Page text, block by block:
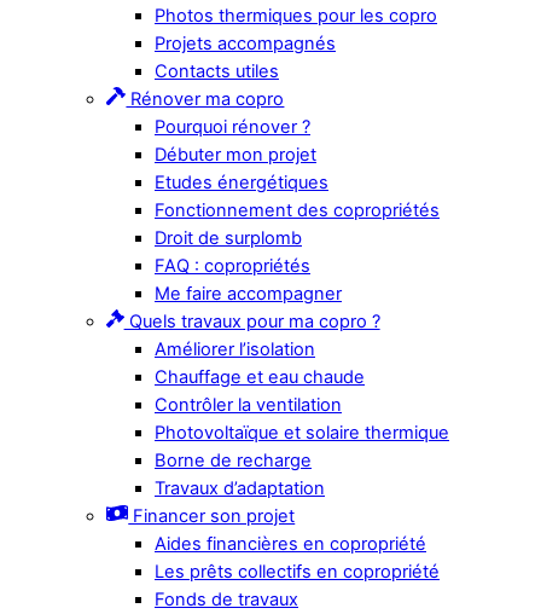
Photos thermiques pour les copro
Projets accompagnés
Contacts utiles
Rénover ma copro
Pourquoi rénover ?
Débuter mon projet
Etudes énergétiques
Fonctionnement des copropriétés
Droit de surplomb
FAQ : copropriétés
Me faire accompagner
Quels travaux pour ma copro ?
Améliorer l’isolation
Chauffage et eau chaude
Contrôler la ventilation
Photovoltaïque et solaire thermique
Borne de recharge
Travaux d’adaptation
Financer son projet
Aides financières en copropriété
Les prêts collectifs en copropriété
Fonds de travaux